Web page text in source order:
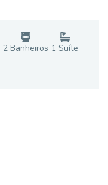
2 Banheiros 1 Suíte